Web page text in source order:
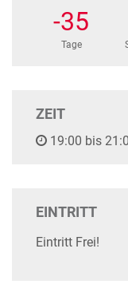
-35
Tage
ZEIT
19:00 bis
EINTRITT
Eintritt Frei!